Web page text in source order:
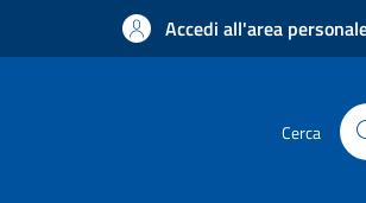
Accedi all'area
Cerca